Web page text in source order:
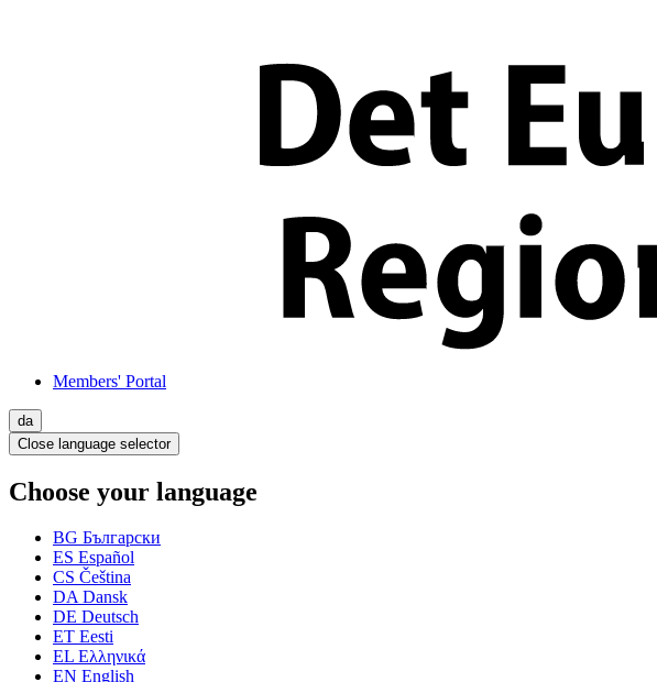
Members' Portal
da
Close language selector
Choose your language
BG Български
ES Español
CS Čeština
DADansk
DE Deutsch
ET Eesti
EL Ελληνικά
EN English